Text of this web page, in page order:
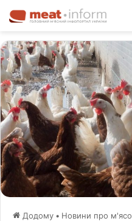
Додому • Новини про м'ясо